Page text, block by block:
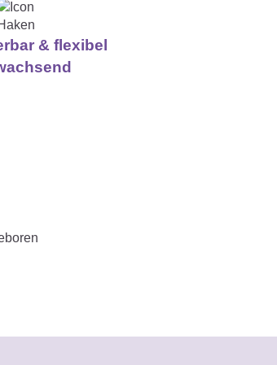
& flexibel